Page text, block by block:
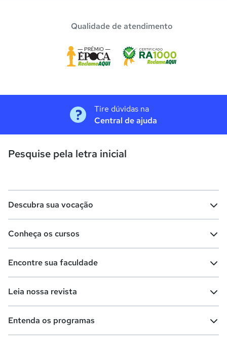
Qualidade de atendimento
Tire dúvidas na
Central de ajuda
Pesquise pela letra inicial
Descubra sua vocação
Conheça os cursos
Cursos técnicos
Encontre sua faculdade
Comunidade Quero
Leia nossa revista
Entenda os programas